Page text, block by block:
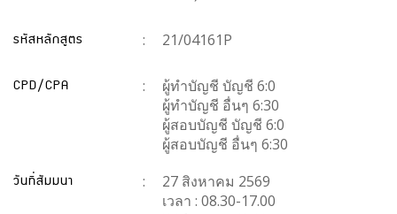
รหัสหลักสูตร : 21/04161P
CPD/CPA :
ผู้ทำบัญชี บัญชี 6:0
ผู้ทำบัญชี อื่นๆ 6:30
ผู้สอบบัญชี บัญชี 6:0
ผู้สอบบัญชี อื่นๆ 6:30
วันที่สัมมนา :
27 สิงหาคม 2569
เวลา : 08.30-17.00